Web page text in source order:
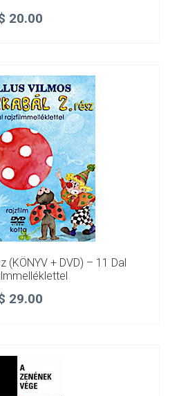
20.00
(KÖNYV + DVD) – 11 Dal
29.00